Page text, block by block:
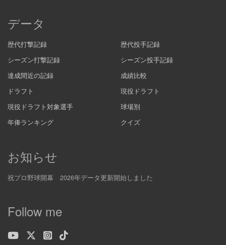
データ
歴代打撃記録
歴代投手記録
シーズン打撃記録
シーズン投手記録
達成間近の記録
成績比較
ドラフト
現役ドラフト
現役ドラフト対象選手
球場別
年俸ランキング
クイズ
お知らせ
祝プロ野球開幕 2026年データ更新開始しました
Follow me